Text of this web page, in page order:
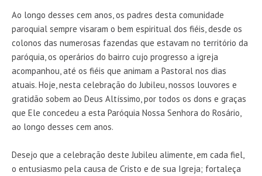
Ao longo desses cem anos, os padres desta comunidade
paroquial sempre visaram o bem espiritual dos fiéis, desde os
colonos das numerosas fazendas que estavam no território da
paróquia, os operários do bairro cujo progresso a igreja
acompanhou, até os fiéis que animam a Pastoral nos dias
atuais. Hoje, nesta celebração do Jubileu, nossos louvores e
gratidão sobem ao Deus Altíssimo, por todos os dons e graças
que Ele concedeu a esta Paróquia Nossa Senhora do Rosário,
ao longo desses cem anos.
Desejo que a celebração deste Jubileu alimente, em cada fiel,
o entusiasmo pela causa de Cristo e de sua Igreja; fortaleça